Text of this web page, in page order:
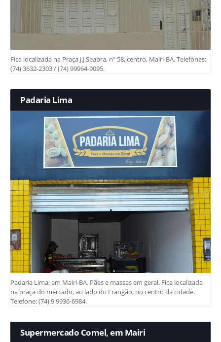
Fica localizada na Praça J.J.Seabra, nº 58, centro, Mairi-BA. Telefones:
(74) 3632-2303 / (74) 99964-9095.
Padaria Lima
Padaria Lima, em Mairi-BA. Pães e massas em geral. Fica localizada
na praça do mercado, ao lado do Frangão, no centro da cidade.
Telefone: (74) 9 9936-6984.
Supermercado Comel, em Mairi